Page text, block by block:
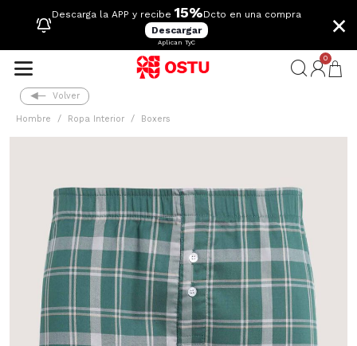
Descarga la APP y recibe 15%Dcto en una compra
Descargar
Aplican TyC
×
0
Volver
Hombre Ropa Interior Boxers